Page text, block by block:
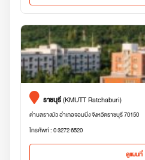
ราชบุรี(KMUTT Ratchaburi)
ตำบลรางบัว อำเภอจอมบึง จังหวัดราชบุรี 70150
โทรศัพท์ : 0 3272 6520
ดูแผนที่